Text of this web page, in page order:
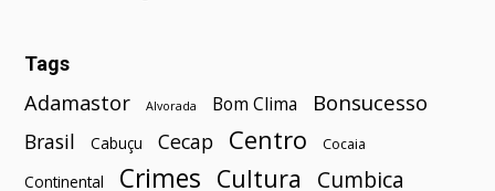
Tags
Adamastor Alvorada Bom Clima Bonsucesso
Brasil Cabuçu Cecap Centro Cocaia
Continental Crimes Cultura Cumbica